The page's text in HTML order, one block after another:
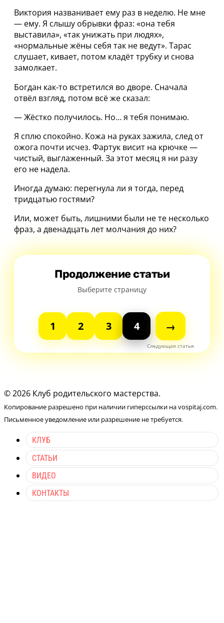
Виктория названивает ему раз в неделю. Не мне
— ему. Я слышу обрывки фраз: «она тебя
выставила», «так унижать при людях»,
«нормальные жёны себя так не ведут». Тарас
слушает, кивает, потом кладёт трубку и снова
замолкает.
Богдан как‑то встретился во дворе. Сначала
отвёл взгляд, потом всё же сказал:
— Жёстко получилось. Но… я тебя понимаю.
Я сплю спокойно. Кожа на руках зажила, след от
ожога почти исчез. Фартук висит на крючке —
чистый, выглаженный. За этот месяц я ни разу
его не надела.
Иногда думаю: перегнула ли я тогда, перед
тридцатью гостями?
Или, может быть, лишними были не те несколько
фраз, а двенадцать лет молчания до них?
Продолжение статьи
Выберите страницу
1 2 3 4 →
© 2026 Клуб родительского мастерства.
Копирование разрешено при наличии гиперссылки на vospitaj.com.
Письменное уведомление или разрешение не требуется.
КЛУБ
СТАТЬИ
ВИДЕО
КОНТАКТЫ